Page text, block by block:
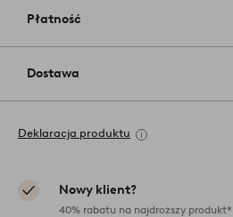
Płatność
Dostawa
Deklaracja produktu
Nowy klient?
40% rabatu na najdroższy produkt*